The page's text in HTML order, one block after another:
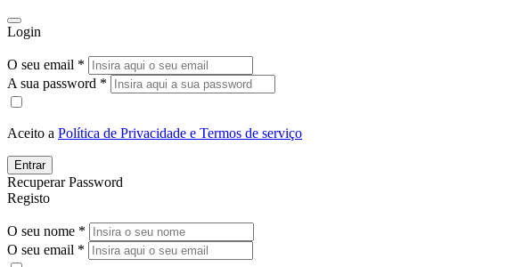
Login
O seu email *
A sua password *
Aceito a Política de Privacidade e Termos de serviço
Entrar
Recuperar Password
Registo
O seu nome *
O seu email *